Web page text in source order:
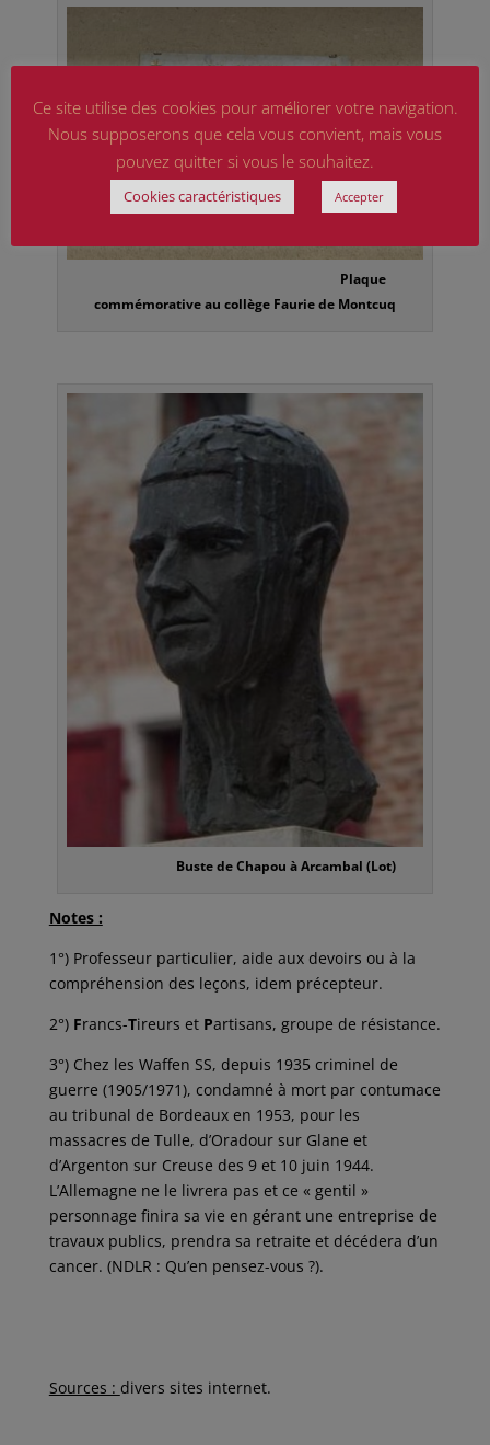
Plaque
commémorative au collège Faurie de Montcuq
Buste de Chapou à Arcambal (Lot)
Notes :
1°) Professeur particulier, aide aux devoirs ou à la
compréhension des leçons, idem précepteur.
2°) Francs-Tireurs et Partisans, groupe de résistance.
3°) Chez les Waffen SS, depuis 1935 criminel de
guerre (1905/1971), condamné à mort par contumace
au tribunal de Bordeaux en 1953, pour les
massacres de Tulle, d’Oradour sur Glane et
d’Argenton sur Creuse des 9 et 10 juin 1944.
L’Allemagne ne le livrera pas et ce « gentil »
personnage finira sa vie en gérant une entreprise de
travaux publics, prendra sa retraite et décédera d’un
cancer. (NDLR : Qu’en pensez-vous ?).
Sources : divers sites internet.
Ce site utilise des cookies pour améliorer votre navigation.
Nous supposerons que cela vous convient, mais vous
pouvez quitter si vous le souhaitez.
Cookies caractéristiques Accepter